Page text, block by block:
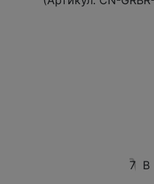
7 В